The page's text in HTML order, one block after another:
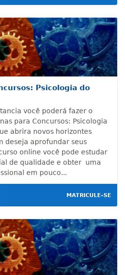
Psicologia do
você poderá fazer o
para Concursos: Psicologia
abrira novos horizontes
deseja aprofundar seus
online você pode estudar
de qualidade e obter uma
em pouco...
MATRICULE-SE